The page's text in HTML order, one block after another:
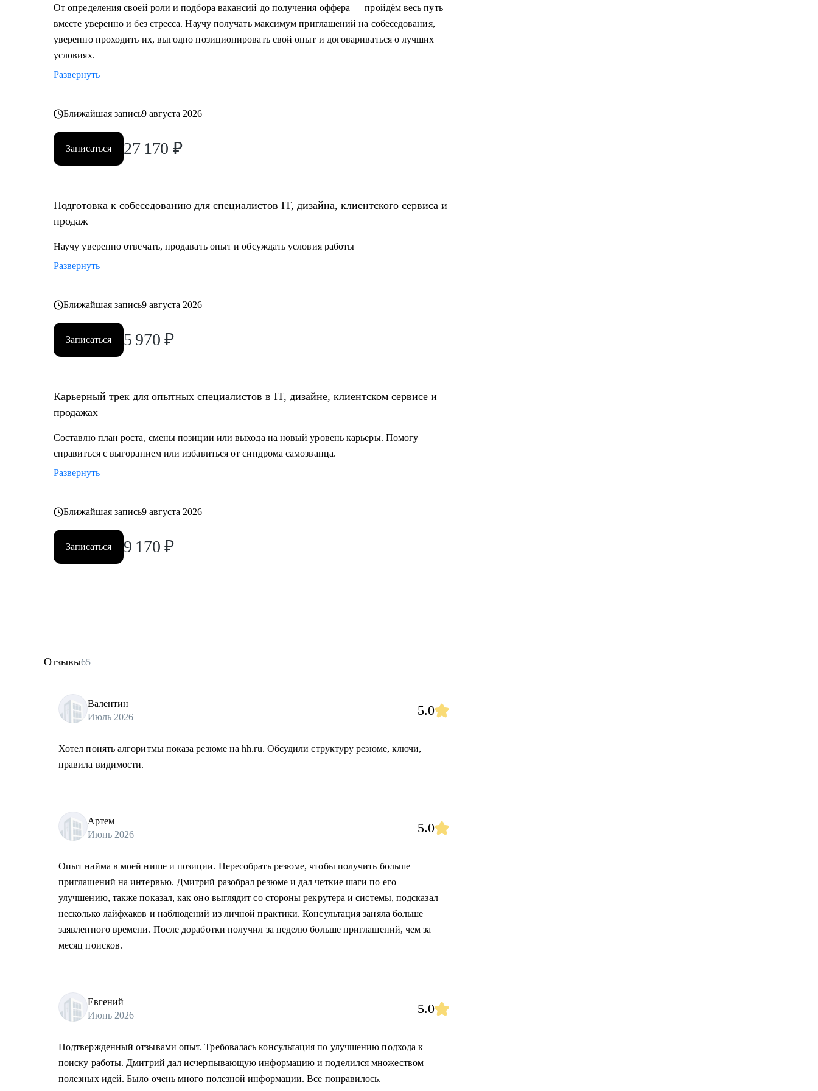
• Узнать, как попасть в ТОП компанию и расти в ней;
• Составить индивидуальный план развития;
Кому могу помочь:
• Тем, у кого уже есть опыт, но кто хочет быстро расти в IT и Digital или клиентском сервисе и
продажах;
От определения своей роли и подбора вакансий до получения оффера — пройдём весь путь
вместе уверенно и без стресса. Научу получать максимум приглашений на собеседования,
уверенно проходить их, выгодно позиционировать свой опыт и договариваться о лучших
условиях.
Развернуть
Ближайшая запись9 августа 2026
Записаться 27 170 ₽
Подготовка к собеседованию для специалистов IT, дизайна, клиентского сервиса и
продаж
Научу уверенно отвечать, продавать опыт и обсуждать условия работы
Развернуть
Ближайшая запись9 августа 2026
Записаться 5 970 ₽
Карьерный трек для опытных специалистов в IT, дизайне, клиентском сервисе и
продажах
Составлю план роста, смены позиции или выхода на новый уровень карьеры. Помогу
справиться с выгоранием или избавиться от синдрома самозванца.
Развернуть
Ближайшая запись9 августа 2026
Записаться 9 170 ₽
Отзывы65
Валентин
Июль 2026
5.0
Хотел понять алгоритмы показа резюме на hh.ru. Обсудили структуру резюме, ключи,
правила видимости.
Артем
Июнь 2026
5.0
Опыт найма в моей нише и позиции. Пересобрать резюме, чтобы получить больше
приглашений на интервью. Дмитрий разобрал резюме и дал четкие шаги по его
улучшению, также показал, как оно выглядит со стороны рекрутера и системы, подсказал
несколько лайфхаков и наблюдений из личной практики. Консультация заняла больше
заявленного времени. После доработки получил за неделю больше приглашений, чем за
месяц поисков.
Евгений
Июнь 2026
5.0
Подтвержденный отзывами опыт. Требовалась консультация по улучшению подхода к
поиску работы. Дмитрий дал исчерпывающую информацию и поделился множеством
полезных идей. Было очень много полезной информации. Все понравилось.